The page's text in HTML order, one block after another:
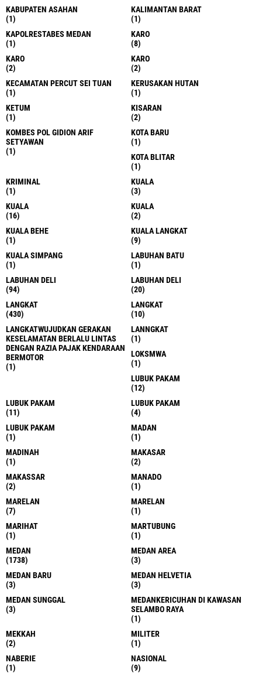
KABUPATEN ASAHAN
(1)
KALIMANTAN BARAT
(1)
KAPOLRESTABES MEDAN
(1)
KARO
(8)
KARO
(2)
KARO
(2)
KECAMATAN PERCUT SEI TUAN
(1)
KERUSAKAN HUTAN
(1)
KETUM
(1)
KISARAN
(2)
KOMBES POL GIDION ARIF
SETYAWAN
(1)
KOTA BARU
(1)
KOTA BLITAR
(1)
KRIMINAL
(1)
KUALA
(3)
KUALA
(16)
KUALA
(2)
KUALA BEHE
(1)
KUALA LANGKAT
(9)
KUALA SIMPANG
(1)
LABUHAN BATU
(1)
LABUHAN DELI
(94)
LABUHAN DELI
(20)
LANGKAT
(430)
LANGKAT
(10)
LANGKATWUJUDKAN GERAKAN
KESELAMATAN BERLALU LINTAS
DENGAN RAZIA PAJAK KENDARAAN
BERMOTOR
(1)
LANNGKAT
(1)
LOKSMWA
(1)
LUBUK PAKAM
(12)
LUBUK PAKAM
(11)
LUBUK PAKAM
(4)
LUBUK PAKAM
(1)
MADAN
(1)
MADINAH
(1)
MAKASAR
(2)
MAKASSAR
(2)
MANADO
(1)
MARELAN
(7)
MARELAN
(1)
MARIHAT
(1)
MARTUBUNG
(1)
MEDAN
(1738)
MEDAN AREA
(3)
MEDAN BARU
(3)
MEDAN HELVETIA
(3)
MEDAN SUNGGAL
(3)
MEDANKERICUHAN DI KAWASAN
SELAMBO RAYA
(1)
MEKKAH
(2)
MILITER
(1)
NABERIE
(1)
NASIONAL
(9)